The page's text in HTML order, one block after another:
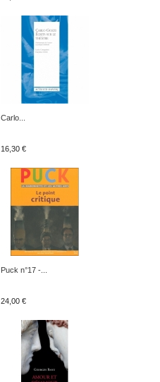
Carlo...
16,30 €
Puck n°17 -...
24,00 €